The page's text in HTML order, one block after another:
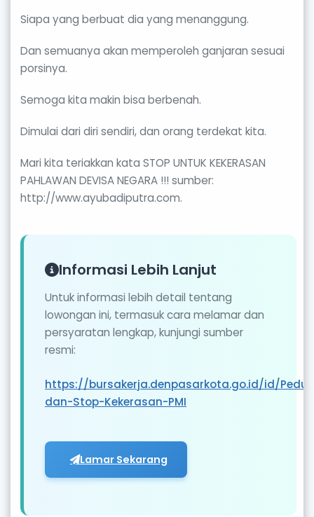
Siapa yang berbuat dia yang menanggung.
Dan semuanya akan memperoleh ganjaran sesuai
porsinya.
Semoga kita makin bisa berbenah.
Dimulai dari diri sendiri, dan orang terdekat kita.
Mari kita teriakkan kata STOP UNTUK KEKERASAN
PAHLAWAN DEVISA NEGARA !!! sumber:
http://www.ayubadiputra.com.
Informasi Lebih Lanjut
Untuk informasi lebih detail tentang
lowongan ini, termasuk cara melamar dan
persyaratan lengkap, kunjungi sumber
resmi:
https://bursakerja.denpasarkota.go.id/id/
dan-Stop-Kekerasan-PMI
Lamar Sekarang